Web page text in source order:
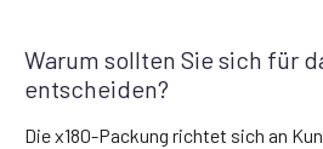
Warum sollten Sie sich für
entscheiden?
Die x180-Packung richtet sich an